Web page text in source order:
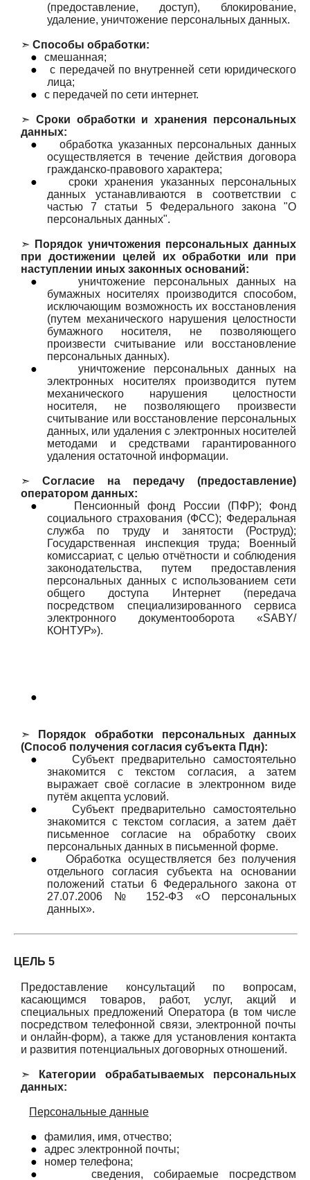
(предоставление, доступ), блокирование,
удаление, уничтожение персональных данных.
➣ Способы обработки:
●
смешанная;
●
с передачей по внутренней сети юридического
лица;
●
с передачей по сети интернет.
➣ Сроки обработки и хранения персональных
данных:
●
обработка указанных персональных данных
осуществляется в течение действия договора
гражданско-правового характера;
●
сроки хранения указанных персональных
данных устанавливаются в соответствии с
частью 7 статьи 5 Федерального закона "О
персональных данных".
➣
Порядок уничтожения персональных данных
при достижении целей их обработки или при
наступлении иных законных оснований:
●
уничтожение персональных данных на
бумажных носителях производится способом,
исключающим возможность их восстановления
(путем механического нарушения целостности
бумажного носителя, не позволяющего
произвести считывание или восстановление
персональных данных).
●
уничтожение персональных данных на
электронных носителях производится путем
механического нарушения целостности
носителя, не позволяющего произвести
считывание или восстановление персональных
данных, или удаления с электронных носителей
методами и средствами гарантированного
удаления остаточной информации.
➣ Согласие на передачу (предоставление)
оператором данных:
●
Пенсионный фонд России (ПФР); Фонд
социального страхования (ФСС); Федеральная
служба по труду и занятости (Роструд);
Государственная инспекция труда; Военный
комиссариат, с целью отчётности и соблюдения
законодательства, путем предоставления
персональных данных с использованием сети
общего доступа Интернет (передача
посредством специализированного сервиса
электронного документооборота «SABY/
КОНТУР»).
●
➣
Порядок обработки персональных данных
(Способ получения согласия субъекта Пдн):
●
Субъект предварительно самостоятельно
знакомится с текстом согласия, а затем
выражает своё согласие в электронном виде
путём акцепта условий.
●
Субъект предварительно самостоятельно
знакомится с текстом согласия, а затем даёт
письменное согласие на обработку своих
персональных данных в письменной форме.
●
Обработка осуществляется без получения
отдельного согласия субъекта на основании
положений статьи 6 Федерального закона от
27.07.2006 № 152-ФЗ «О персональных
данных».
ЦЕЛЬ 5
Предоставление консультаций по вопросам,
касающимся товаров, работ, услуг, акций и
специальных предложений Оператора (в том числе
посредством телефонной связи, электронной почты
и онлайн-форм), а также для установления контакта
и развития потенциальных договорных отношений.
➣
Категории обрабатываемых персональных
данных:
Персональные данные
●
фамилия, имя, отчество;
●
адрес электронной почты;
●
номер телефона;
●
сведения, собираемые посредством